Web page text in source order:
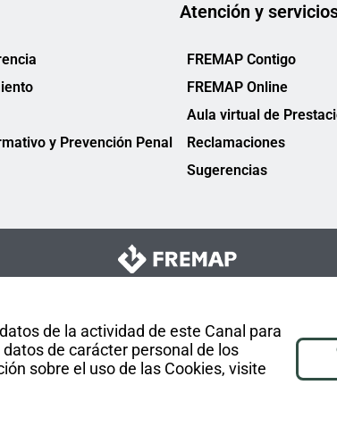
de la actividad de este Canal para
de carácter personal de los
sobre el uso de las Cookies, visite
y Prevención Penal
Atención y
FREMAP Contigo
FREMAP Online
Aula virtual de
Reclamaciones
Sugerencias